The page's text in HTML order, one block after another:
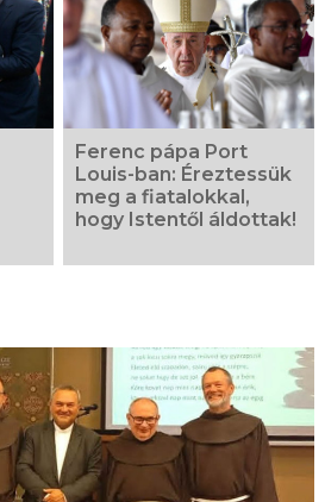
Ferenc pápa Port
Louis-ban: Éreztessük
meg a fiatalokkal,
hogy Istentől áldottak!